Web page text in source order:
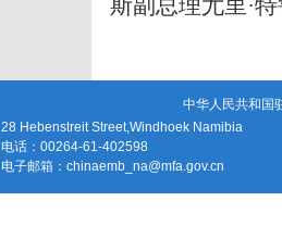
斯副总理尤里·
中华人民共和国
28 Hebenstreit Street,Windhoek Namibia
电话：00264-61-402598
电子邮箱： chinaemb_na@mfa.gov.cn